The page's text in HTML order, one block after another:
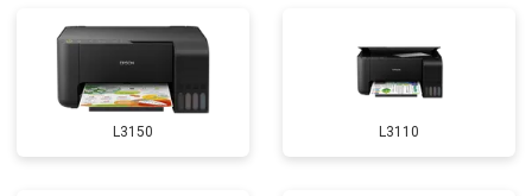
L3150 L3110